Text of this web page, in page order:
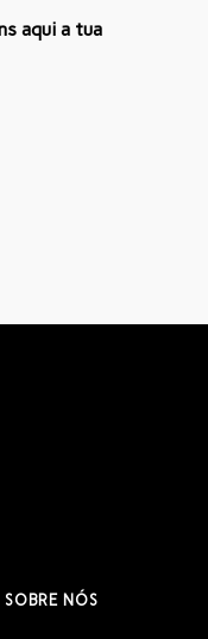
aqui a tua
SOBRE NÓS